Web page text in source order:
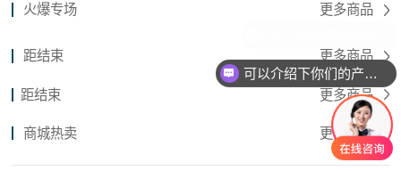
火爆专场 更多商品
距结束 更多商品
距结束 更多商品
商城热卖 更多商品